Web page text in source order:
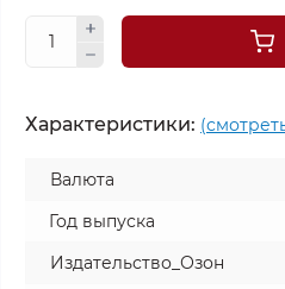
Характеристики:
Валюта
Год выпуска
Издательство_Озон